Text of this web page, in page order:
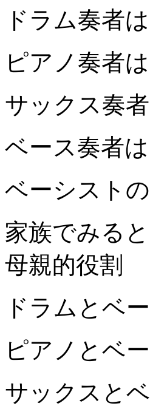
ドラム奏者
ピアノ奏者
サックス奏
ベース奏者
ベーシスト
家族でみると
母親的役割
ドラムとベ
ピアノとベ
サックスと